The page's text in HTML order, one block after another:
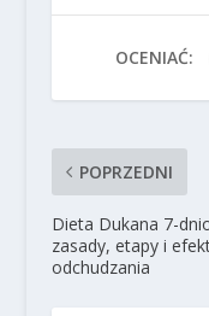
OCENIAĆ:
POPRZEDNI
Dieta Dukana 7-
zasady, etapy i
odchudzania